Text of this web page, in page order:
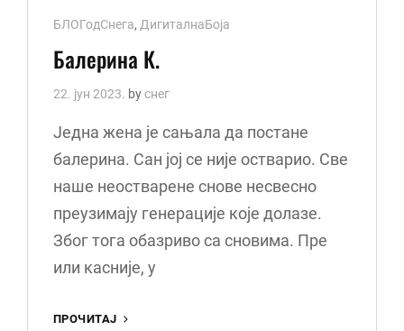
Cat
Links
БЛОГодСнега, ДигиталнаБоја
Балерина К.
22. јун 2023. byснег
Једна жена је сањала да постане
балерина. Сан јој се није остварио. Све
наше неостварене снове несвесно
преузимају генерације које долазе.
Због тога обазриво са сновима. Пре
или касније, у
ПРОЧИТАЈ